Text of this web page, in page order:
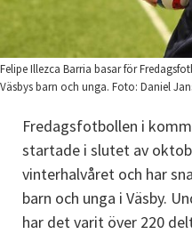
Felipe Illezca Barria basar för
Väsbys barn och unga. Foto: Daniel
Fredagsfotbollen i
startade i slutet av
vinterhalvåret och har
barn och unga i Väsby.
har det varit över 220